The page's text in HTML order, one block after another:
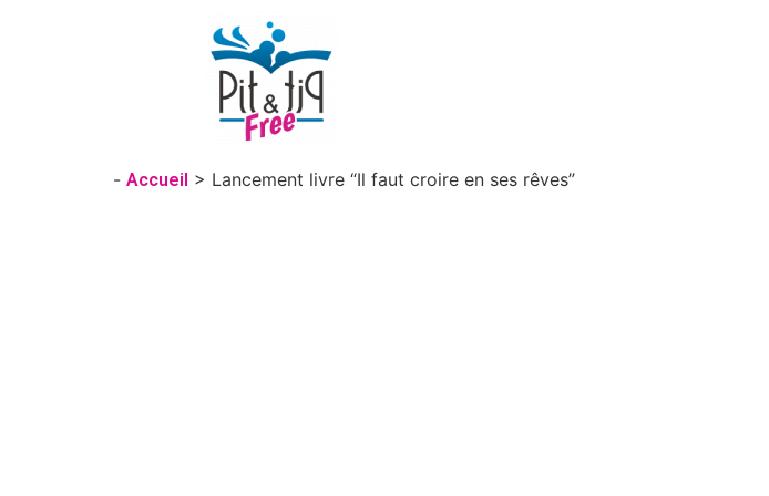
- Accueil > Lancement livre “Il faut croire en ses rêves”